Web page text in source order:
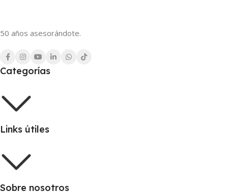
50 años asesorándote.
Categorías
Links útiles
Sobre nosotros